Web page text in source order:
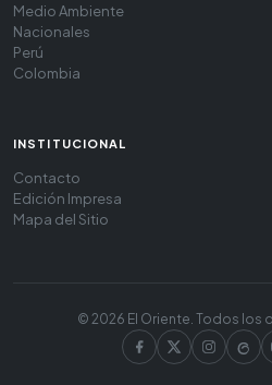
Medio Ambiente
Nacionales
Perú
Colombia
INSTITUCIONAL
Contacto
Edición Impresa
Mapa del Sitio
© 2026 El Oriente. Todos los